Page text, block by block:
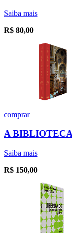
Saiba mais
R$ 80,00
comprar
A
Saiba mais
R$ 150,00